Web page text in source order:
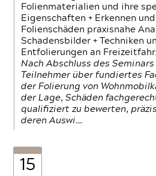
Folienmaterialien und ihre
Eigenschaften + Erkennen
Folienschäden praxisnahe
Schadensbilder + Techniken
Entfolierungen an
Nach Abschluss des
Teilnehmer über fundiertes
der Folierung von
der Lage, Schäden
qualifiziert zu bewerten,
deren Auswi…
15